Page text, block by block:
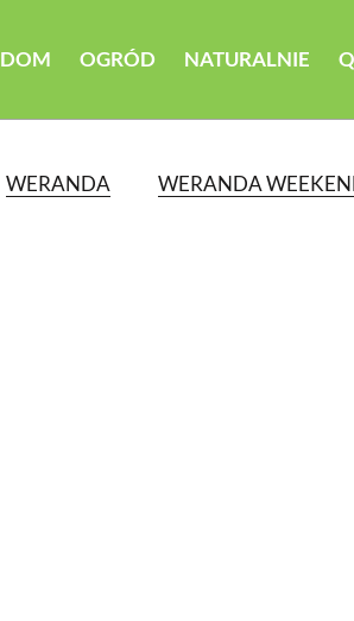
DOM OGRÓD NATURALNIE
WERANDA WERANDA